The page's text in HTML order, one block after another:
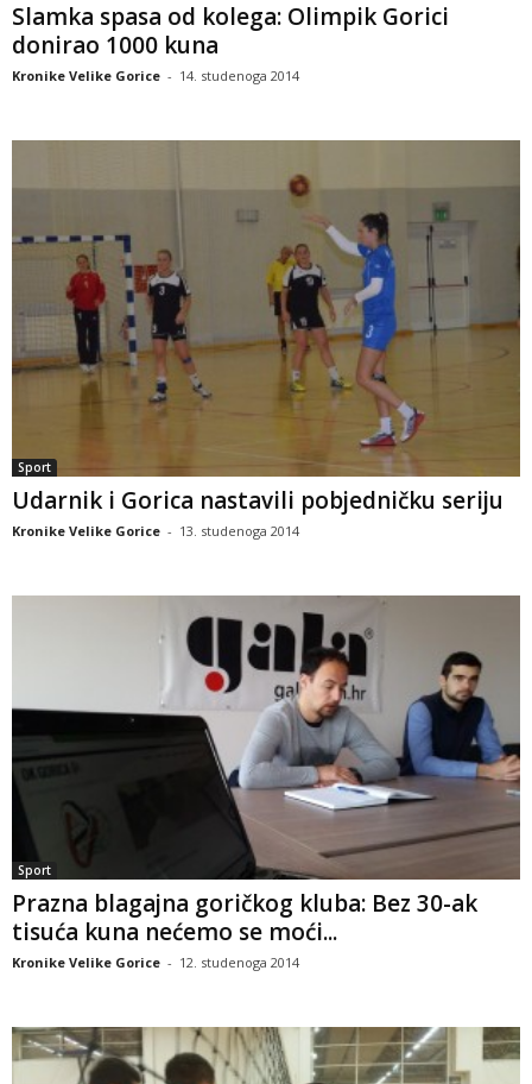
Slamka spasa od kolega: Olimpik Gorici
donirao 1000 kuna
Kronike Velike Gorice - 14. studenoga 2014
Sport
Udarnik i Gorica nastavili pobjedničku seriju
Kronike Velike Gorice - 13. studenoga 2014
Sport
Prazna blagajna goričkog kluba: Bez 30-ak
tisuća kuna nećemo se moći...
Kronike Velike Gorice - 12. studenoga 2014